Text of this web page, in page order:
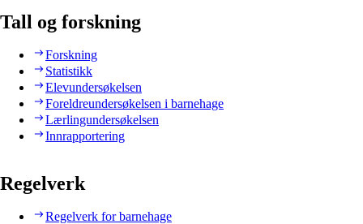
Tall og forskning
Forskning
Statistikk
Elevundersøkelsen
Foreldreundersøkelsen i barnehage
Lærlingundersøkelsen
Innrapportering
Regelverk
Regelverk for barnehage